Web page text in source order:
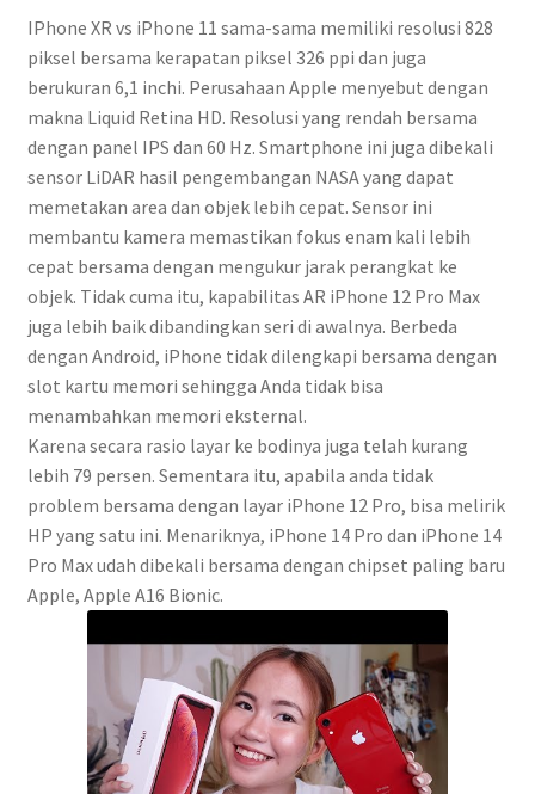
IPhone XR vs iPhone 11 sama-sama memiliki resolusi 828
piksel bersama kerapatan piksel 326 ppi dan juga
berukuran 6,1 inchi. Perusahaan Apple menyebut dengan
makna Liquid Retina HD. Resolusi yang rendah bersama
dengan panel IPS dan 60 Hz. Smartphone ini juga dibekali
sensor LiDAR hasil pengembangan NASA yang dapat
memetakan area dan objek lebih cepat. Sensor ini
membantu kamera memastikan fokus enam kali lebih
cepat bersama dengan mengukur jarak perangkat ke
objek. Tidak cuma itu, kapabilitas AR iPhone 12 Pro Max
juga lebih baik dibandingkan seri di awalnya. Berbeda
dengan Android, iPhone tidak dilengkapi bersama dengan
slot kartu memori sehingga Anda tidak bisa
menambahkan memori eksternal.
Karena secara rasio layar ke bodinya juga telah kurang
lebih 79 persen. Sementara itu, apabila anda tidak
problem bersama dengan layar iPhone 12 Pro, bisa melirik
HP yang satu ini. Menariknya, iPhone 14 Pro dan iPhone 14
Pro Max udah dibekali bersama dengan chipset paling baru
Apple, Apple A16 Bionic.